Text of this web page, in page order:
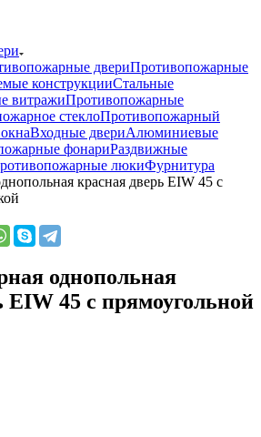
двериПротивопожарные
конструкцииСтальные
витражиПротивопожарные
стеклоПротивопожарный
Входные двериАлюминиевые
фонариРаздвижные
люкиФурнитура
красная дверь EIW 45 с
однопольная
EIW 45 с прямоугольной